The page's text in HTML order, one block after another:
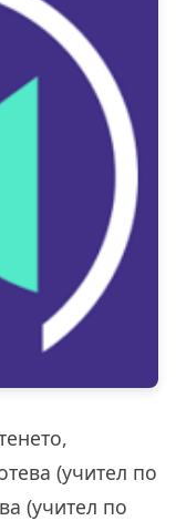
(учител по
(учител по